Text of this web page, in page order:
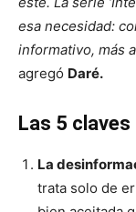
esa necesidad:
informativo, más
agregó Daré.
Las 5
​​La
trata solo de